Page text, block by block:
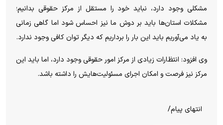
مشکلی وجود دارد، نباید خود را مستقل از مرکز حقوقی بدانیم؛
مشکلات استان‌ها باید بر دوش ما نیز احساس شود اما گاهی زمانی
به یاد می‌آوریم باید این بار را برداریم که دیگر توان کافی وجود ندارد.
وی افزود: انتظارات زیادی از مرکز امور حقوقی وجود دارد، اما باید این
مرکز نیز فرصت و امکان اجرای مسئولیت‌هایش را داشته باشد.
انتهای پیام/